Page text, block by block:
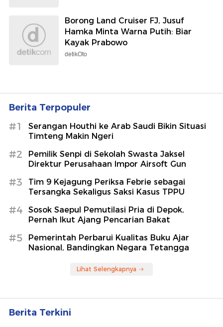
Borong Land Cruiser FJ, Jusuf
Hamka Minta Warna Putih: Biar
Kayak Prabowo
detikOto
Berita Terpopuler
#1
Serangan Houthi ke Arab Saudi Bikin Situasi
Timteng Makin Ngeri
#2
Pemilik Senpi di Sekolah Swasta Jaksel
Direktur Perusahaan Impor Airsoft Gun
#3
Tim 9 Kejagung Periksa Febrie sebagai
Tersangka Sekaligus Saksi Kasus TPPU
#4
Sosok Saepul Pemutilasi Pria di Depok,
Pernah Ikut Ajang Pencarian Bakat
#5
Pemerintah Perbarui Kualitas Buku Ajar
Nasional, Bandingkan Negara Tetangga
Lihat Selengkapnya
Berita Terkini